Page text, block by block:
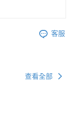
客服
查看全部